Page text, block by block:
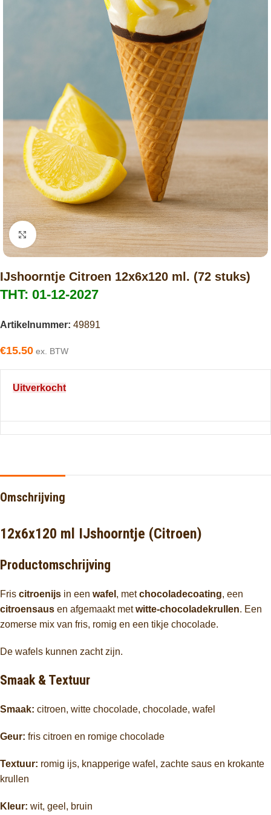
Click to enlarge
IJshoorntje Citroen 12x6x120 ml. (72 stuks)
THT: 01-12-2027
Artikelnummer: 49891
€15.50 ex. BTW
Uitverkocht
Omschrijving
12x6x120 ml IJshoorntje (Citroen)
Productomschrijving
Fris citroenijs in een wafel , metchocoladecoating, een
citroensaus en afgemaakt metwitte-chocoladekrullen. Een
zomerse mix van fris, romig en een tikje chocolade.
De wafels kunnen zacht zijn.
Smaak & Textuur
Smaak: citroen, witte chocolade, chocolade, wafel
Geur: fris citroen en romige chocolade
Textuur: romig ijs, knapperige wafel, zachte saus en krokante
krullen
Kleur: wit, geel, bruin